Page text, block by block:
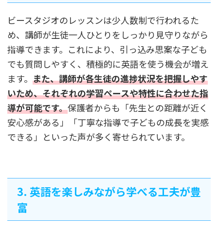
ビースタジオのレッスンは少人数制で行われるた
め、講師が生徒一人ひとりをしっかり見守りながら
指導できます。これにより、引っ込み思案な子ども
でも質問しやすく、積極的に英語を使う機会が増え
ます。 また、講師が各生徒の進捗状況を把握しやす
いため、それぞれの学習ペースや特性に合わせた指
導が可能です。保護者からも「先生との距離が近く
安心感がある」「丁寧な指導で子どもの成長を実感
できる」といった声が多く寄せられています。
3. 英語を楽しみながら学べる工夫が豊
富